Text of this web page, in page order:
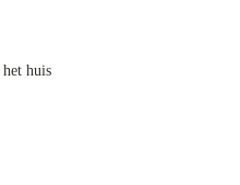
het huis